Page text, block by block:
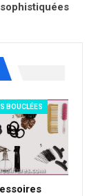
sophistiquées
BOUCLÉES